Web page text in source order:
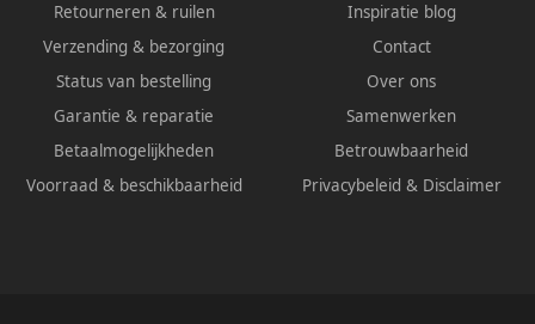
Retourneren & ruilen
Verzending & bezorging
Status van bestelling
Garantie & reparatie
Betaalmogelijkheden
Voorraad & beschikbaarheid
Inspiratie blog
Contact
Over ons
Samenwerken
Betrouwbaarheid
Privacybeleid & Disclaimer